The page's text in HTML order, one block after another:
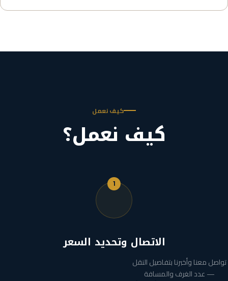
كيف نعمل
كيف نعمل؟
1
الاتصال وتحديد السعر
تواصل معنا وأخبرنا بتفاصيل النقل
— عدد الغرف والمسافة